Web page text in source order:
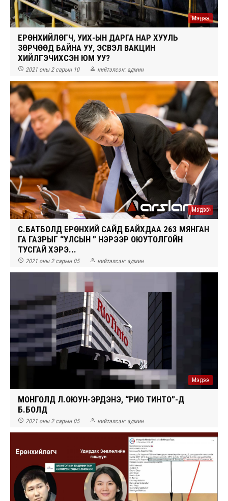
Мэдээ
ЕРӨНХИЙЛӨГЧ, УИХ-ЫН ДАРГА НАР ХУУЛЬ
ЗӨРЧӨӨД БАЙНА УУ, ЭСВЭЛ ВАКЦИН
ХИЙЛГЭЧИХСЭН ЮМ УУ?
 2021 оны 2 сарын 10  нийтэлсэн: админ
Мэдээ
СҮ.БАТБОЛД ЕРӨНХИЙ САЙД БАЙХДАА 263 МЯНГАН
ГА ГАЗРЫГ “УЛСЫН ” НЭРЭЭР ОЮУТОЛГОЙН
ТУСГАЙ ХЭРЭ...
 2021 оны 2 сарын 05  нийтэлсэн: админ
Мэдээ
МОНГОЛД Л.ОЮУН-ЭРДЭНЭ, “РИО ТИНТО”-Д
Б.БОЛД
 2021 оны 2 сарын 05  нийтэлсэн: админ